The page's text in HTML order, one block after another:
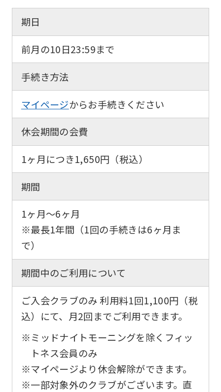
期日
前月の10日23:59まで
手続き方法
マイページからお手続きください
休会期間の会費
1ヶ月につき1,650円 （税込）
期間
1ヶ月～6ヶ月
※最長1年間（1回の手続きは6ヶ月ま
で）
期間中のご利用について
ご入会クラブのみ 利用料1回1,100円（税
込）にて、月2回までご利用できます。
※ミッドナイトモーニングを除くフィッ
トネス会員のみ
※マイページより休会解除ができます。
※一部対象外のクラブがございます。直
For
foreigners